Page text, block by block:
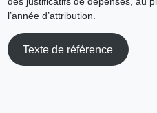
l’année d’attribution.
Texte de référence